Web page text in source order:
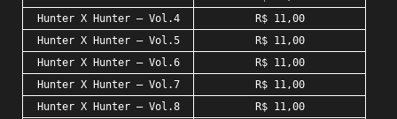
Hunter X Hunter – Vol.4
R$ 11,00
Hunter X Hunter – Vol.5
R$ 11,00
Hunter X Hunter – Vol.6
R$ 11,00
Hunter X Hunter – Vol.7
R$ 11,00
Hunter X Hunter – Vol.8
R$ 11,00